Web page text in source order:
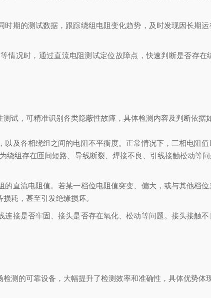
期的测试数据，跟踪绕组电阻变化趋势，及时发现因长期
情况时，通过直流电阻测试定位故障点，快速判断是否存
试，可精准识别各类隐蔽性故障，具体检测内容及判断依据
及各相绕组之间的电阻不平衡度。正常情况下，三相电阻
绕组存在匝间短路、导线断裂、焊接不良、引线接触松动等
直流电阻值。若某一档位电阻值突变、偏大，或与其他档
耗，甚至引发绝缘损坏。
接是否牢固、接头是否存在氧化、松动等问题。接头接触
检测的可靠设备，大幅提升了检测效率和准确性，具体优势体